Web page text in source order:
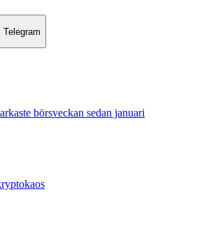
Telegram
börsveckan sedan januari